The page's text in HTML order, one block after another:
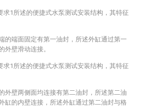
求1所述的便捷式水泵测试安装结构，其特征
的端面固定有第一油封，所述外缸通过第一
外壁滑动连接。
求1所述的便捷式水泵测试安装结构，其特征
外壁两侧面均连接有第二油封，所述第二油
缸的内壁连接，所述外缸通过第二油封与格